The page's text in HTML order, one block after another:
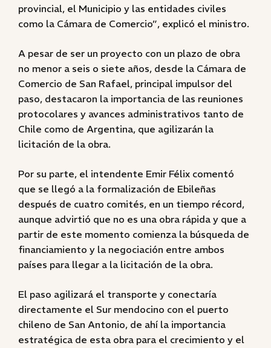
provincial, el Municipio y las entidades civiles
como la Cámara de Comercio”, explicó el ministro.
A pesar de ser un proyecto con un plazo de obra
no menor a seis o siete años, desde la Cámara de
Comercio de San Rafael, principal impulsor del
paso, destacaron la importancia de las reuniones
protocolares y avances administrativos tanto de
Chile como de Argentina, que agilizarán la
licitación de la obra.
Por su parte, el intendente Emir Félix comentó
que se llegó a la formalización de Ebileñas
después de cuatro comités, en un tiempo récord,
aunque advirtió que no es una obra rápida y que a
partir de este momento comienza la búsqueda de
financiamiento y la negociación entre ambos
países para llegar a la licitación de la obra.
El paso agilizará el transporte y conectaría
directamente el Sur mendocino con el puerto
chileno de San Antonio, de ahí la importancia
estratégica de esta obra para el crecimiento y el